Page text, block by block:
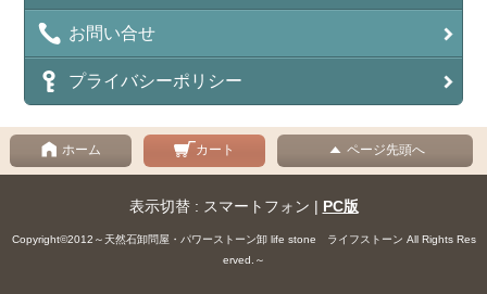
お問い合せ
プライバシーポリシー
ホーム カート ページ先頭へ
表示切替 : スマートフォン | PC版
Copyright©2012～天然石卸問屋・パワーストーン卸 life stone ライフストーン All Rights Res
erved.～